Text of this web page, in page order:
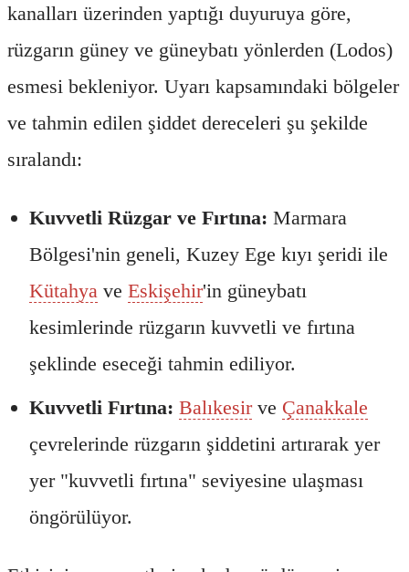
kanalları üzerinden yaptığı duyuruya göre,
rüzgarın güney ve güneybatı yönlerden (Lodos)
esmesi bekleniyor. Uyarı kapsamındaki bölgeler
ve tahmin edilen şiddet dereceleri şu şekilde
sıralandı:
Kuvvetli Rüzgar ve Fırtına: Marmara
Bölgesi'nin geneli, Kuzey Ege kıyı şeridi ile
Kütahya ve Eskişehir'in güneybatı
kesimlerinde rüzgarın kuvvetli ve fırtına
şeklinde eseceği tahmin ediliyor.
Kuvvetli Fırtına: Balıkesirve Çanakkale
çevrelerinde rüzgarın şiddetini artırarak yer
yer "kuvvetli fırtına" seviyesine ulaşması
öngörülüyor.